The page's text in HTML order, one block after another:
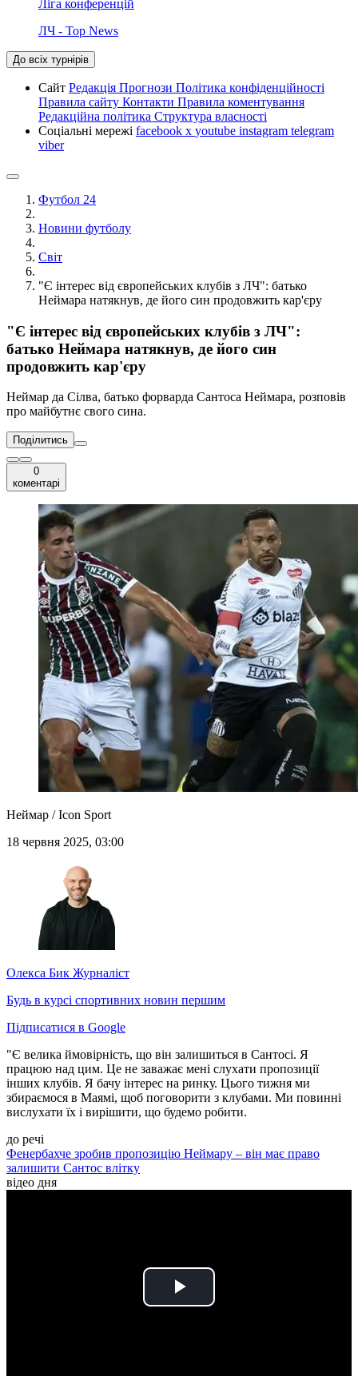
Ліга конференцій
ЛЧ - Top News
До всіх турнірів
Сайт Редакція Прогнози Політика конфіденційності
Правила сайту Контакти Правила коментування
Редакційна політика Структура власності
Соціальні мережі facebook x youtube instagram telegram
viber
Футбол 24
Новини футболу
Світ
"Є інтерес від європейських клубів з ЛЧ": батько
Неймара натякнув, де його син продовжить кар'єру
"Є інтерес від європейських клубів з ЛЧ":
батько Неймара натякнув, де його син
продовжить кар'єру
Неймар да Сілва, батько форварда Сантоса Неймара, розповів
про майбутнє свого сина.
Поділитись
0
коментарі
Неймар / Icon Sport
18 червня 2025, 03:00
Олекса Бик Журналіст
Будь в курсі спортивних новин першим
Підписатися в Google
"Є велика ймовірність, що він залишиться в Сантосі. Я
працюю над цим. Це не заважає мені слухати пропозиції
інших клубів. Я бачу інтерес на ринку. Цього тижня ми
збираємося в Маямі, щоб поговорити з клубами. Ми повинні
вислухати їх і вирішити, що будемо робити.
до речі
Фенербахче зробив пропозицію Неймару – він має право
залишити Сантос влітку
відео дня
Play